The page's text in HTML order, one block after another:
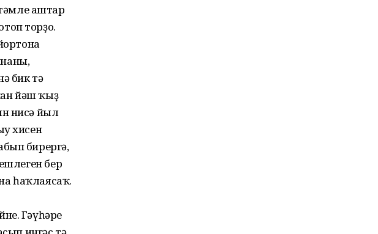
аштар
торҙо.
бик тә
йәш ҡыҙ
нисә йыл
хисен
бирергә,
бер
һаҡлаясаҡ.
Гәүһәре